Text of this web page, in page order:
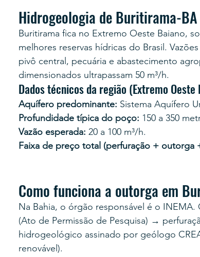
Hidrogeologia de Buritirama-BA
Buritirama fica no Extremo Oeste Baiano,
melhores reservas hídricas do Brasil.
pivô central, pecuária e abastecimento
dimensionados ultrapassam 50 m³/h.
Dados técnicos da região (Extremo Oeste
Aquífero predominante: Sistema Aquífero
Profundidade típica do poço: 150 a 350
Vazão esperada: 20 a 100 m³/h.
Faixa de preço total (perfuração + outorga
Como funciona a outorga em
Na Bahia, o órgão responsável é o
(Ato de Permissão de Pesquisa) →
hidrogeológico assinado por geólogo
renovável).